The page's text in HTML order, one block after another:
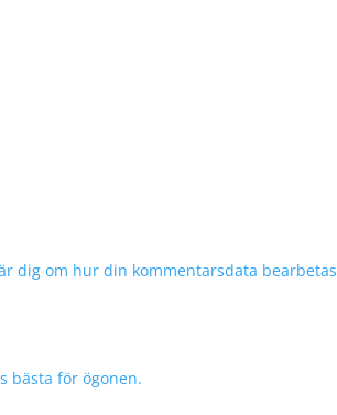
dig om hur din kommentarsdata bearbetas
bästa för ögonen.